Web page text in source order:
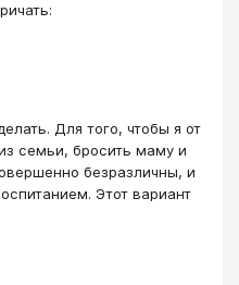
Для того, чтобы я от
семьи, бросить маму и
безразличны, и
Этот вариант